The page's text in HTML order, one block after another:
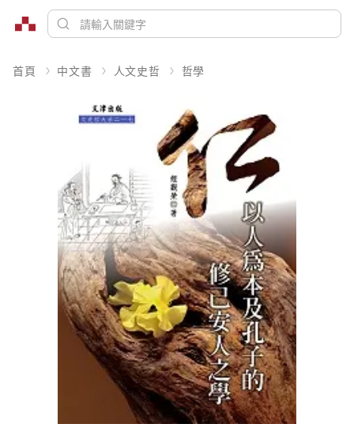
首頁 中文書 人文史哲 哲學